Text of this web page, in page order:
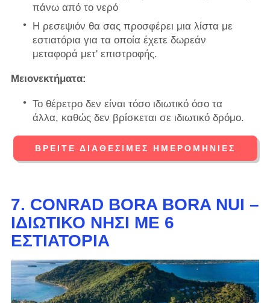
πάνω από το νερό
Η ρεσεψιόν θα σας προσφέρει μια λίστα με
εστιατόρια για τα οποία έχετε δωρεάν
μεταφορά μετ' επιστροφής.
Μειονεκτήματα:
Το θέρετρο δεν είναι τόσο ιδιωτικό όσο τα
άλλα, καθώς δεν βρίσκεται σε ιδιωτικό δρόμο.
ΒΡΕΊΤΕ ΔΙΑΘΈΣΙΜΕΣ ΗΜΕΡΟΜΗΝΊΕΣ
7. CONRAD BORA BORA NUI –
ΙΔΙΩΤΙΚΌ ΝΗΣΊ ΜΕ 6
ΕΣΤΙΑΤΌΡΙΑ